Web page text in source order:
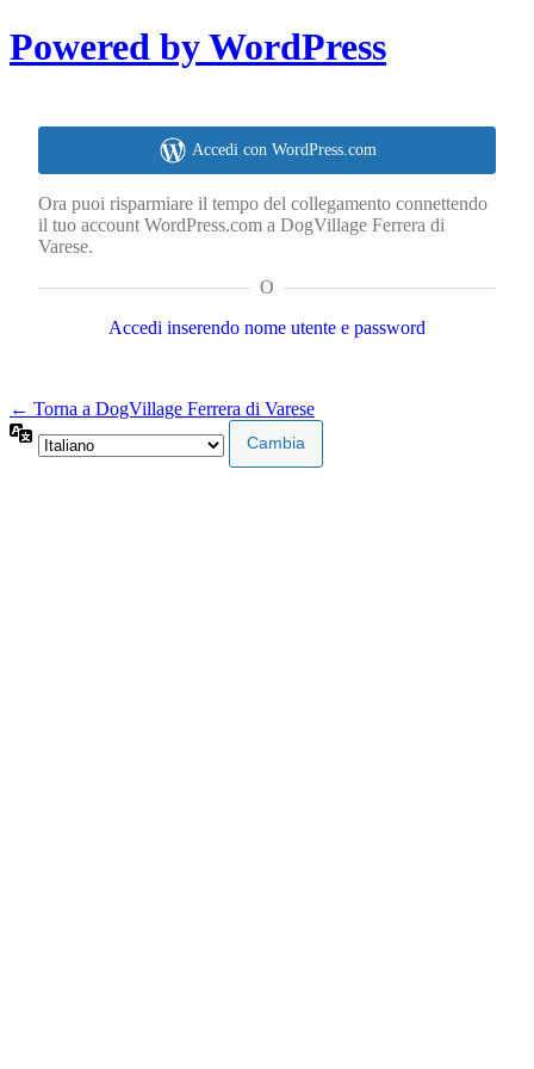
Powered by WordPress
Accedi con WordPress.com
Ora puoi risparmiare il tempo del collegamento connettendo
il tuo account WordPress.com a DogVillage Ferrera di
Varese.
O
Accedi inserendo nome utente e password
← Torna a DogVillage Ferrera di Varese